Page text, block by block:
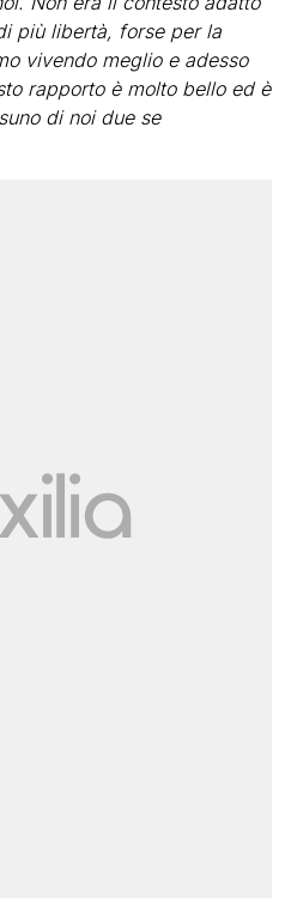
più libertà, forse per la
vivendo meglio e adesso
rapporto è molto bello ed è
di noi due se